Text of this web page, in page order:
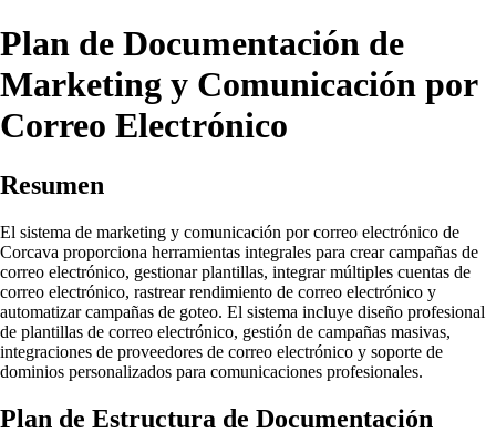
Plan de Documentación de
Marketing y Comunicación por
Correo Electrónico
Resumen
El sistema de marketing y comunicación por correo electrónico de
Corcava proporciona herramientas integrales para crear campañas de
correo electrónico, gestionar plantillas, integrar múltiples cuentas de
correo electrónico, rastrear rendimiento de correo electrónico y
automatizar campañas de goteo. El sistema incluye diseño profesional
de plantillas de correo electrónico, gestión de campañas masivas,
integraciones de proveedores de correo electrónico y soporte de
dominios personalizados para comunicaciones profesionales.
Plan de Estructura de Documentación